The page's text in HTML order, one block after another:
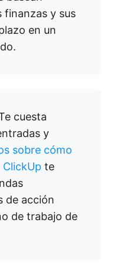
finanzas y sus
en un
cuesta
y
sobre cómo
te
de acción
de trabajo de